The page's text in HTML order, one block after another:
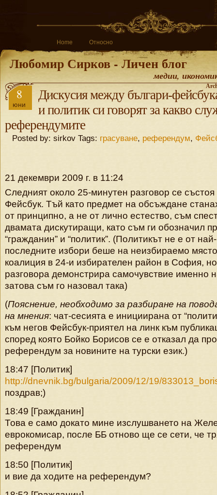
Home Относно
Любомир Сирков - Личен блог
медии,
8
юни
Дискусия между българи-
и политик си говорят за какво
референдумите
Posted by: sirkov Tags: грасуване, референдум,
21 декември 2009 г. в 11:24
Следният около 25-минутен разговор се
Фейсбук. Тъй като предмет на обсъждане
от принципно, а не от лично естество, съм
двамата дискутиращи, като съм ги обозначил
“гражданин” и “политик”. (Политикът не е от
последните избори беше на неизбираемо
коалиция в 24-и избирателен район в София,
разговора демонстрира самочувствие именно
затова съм го назовал така)
(Пояснение, необходимо за разбиране на
на мнения: чат-сесията е инициирана от
към негов Фейсбук-приятел на линк към
според която Бойко Борисов се е отказал да
референдум за новините на турски език.)
18:47 [Политик]
http://dnevnik.bg/bulgaria/2009/12/19/
поздрав;)
18:49 [Гражданин]
Това е само докато мине изслушването на
еврокомисар, после ББ отново ще се сети, че
референдум
18:50 [Политик]
и вие да ходите на референдум?